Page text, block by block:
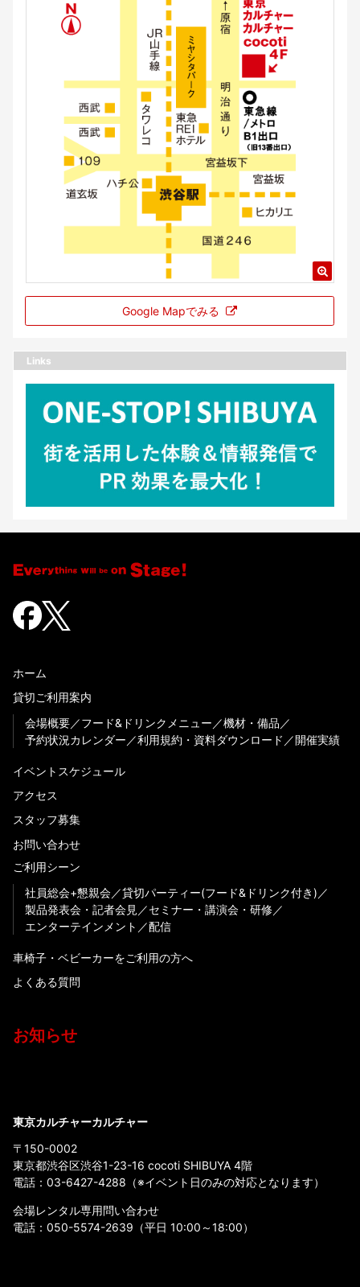
Google Mapでみる
Links
ホーム
貸切ご利用案内
会場概要
フード&ドリンクメニュー
機材・備品
予約状況カレンダー
利用規約・資料ダウンロード 開催実績
イベントスケジュール
アクセス
スタッフ募集
お問い合わせ
ご利用シーン
社員総会+懇親会
貸切パーティー(フード&ドリンク付き)
製品発表会・記者会見
セミナー・講演会・研修
エンターテインメント
配信
車椅子・ベビーカーをご利用の方へ
よくある質問
お知らせ
東京カルチャーカルチャー
〒150-0002
東京都渋谷区渋谷1-23-16 cocoti SHIBUYA 4階
電話： 03-6427-4288 （※イベント日のみの対応となります）
会場レンタル専用問い合わせ
電話： 050-5574-2639 （平日 10:00～18:00）